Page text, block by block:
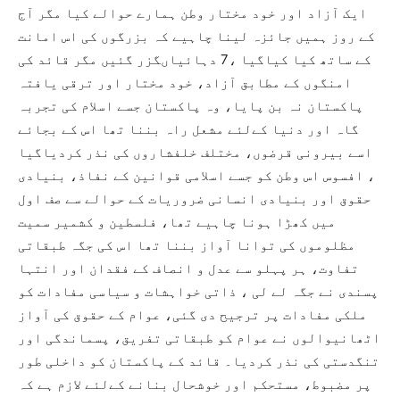
ایک آزاد اور خود مختار وطن ہمارے حوالے کیا مگر آج
کے روز ہمیں جائزہ لینا چاہیے کہ بزرگوں کی اس امانت
کے ساتھ کیا کیاگیا ،7 دہائیاںگزر گئیں مگر قائد کی
امنگوں کے مطابق آزاد، خود مختار اور ترقی یافتہ
پاکستان نہ بن پایا، وہ پاکستان جسے اسلام کی تجربہ
گاہ اور دنیا کےلئے مشعل راہ بننا تھا اس کے بجائے
اسے بیرونی قرضوں، مختلف خلفشاروں کی نذر کردیاگیا
، افسوس اس وطن کو جسے اسلامی قوانین کے نفاذ، بنیادی
حقوق اور بنیادی انسانی ضروریات کے حوالے سے صف اول
میں کھڑا ہونا چاہیے تھا، فلسطین و کشمیر سمیت
مظلوموں کی توانا آواز بننا تھا اس کی جگہ طبقاتی
تفاوت، ہر پہلو سے عدل و انصاف کے فقدان اور انتہا
پسندی نے جگہ لے لی ، ذاتی خواہشات و سیاسی مفادات کو
ملکی مفادات پر ترجیح دی گئی، عوام کے حقوق کی آواز
اٹھانیوالوں نے عوام کو طبقاتی تفریق، پسماندگی اور
تنگدستی کی نذر کردیا۔ قائد کے پاکستان کو داخلی طور
پر مضبوط، مستحکم اور خوشحال بنانے کےلئے لازم ہے کہ